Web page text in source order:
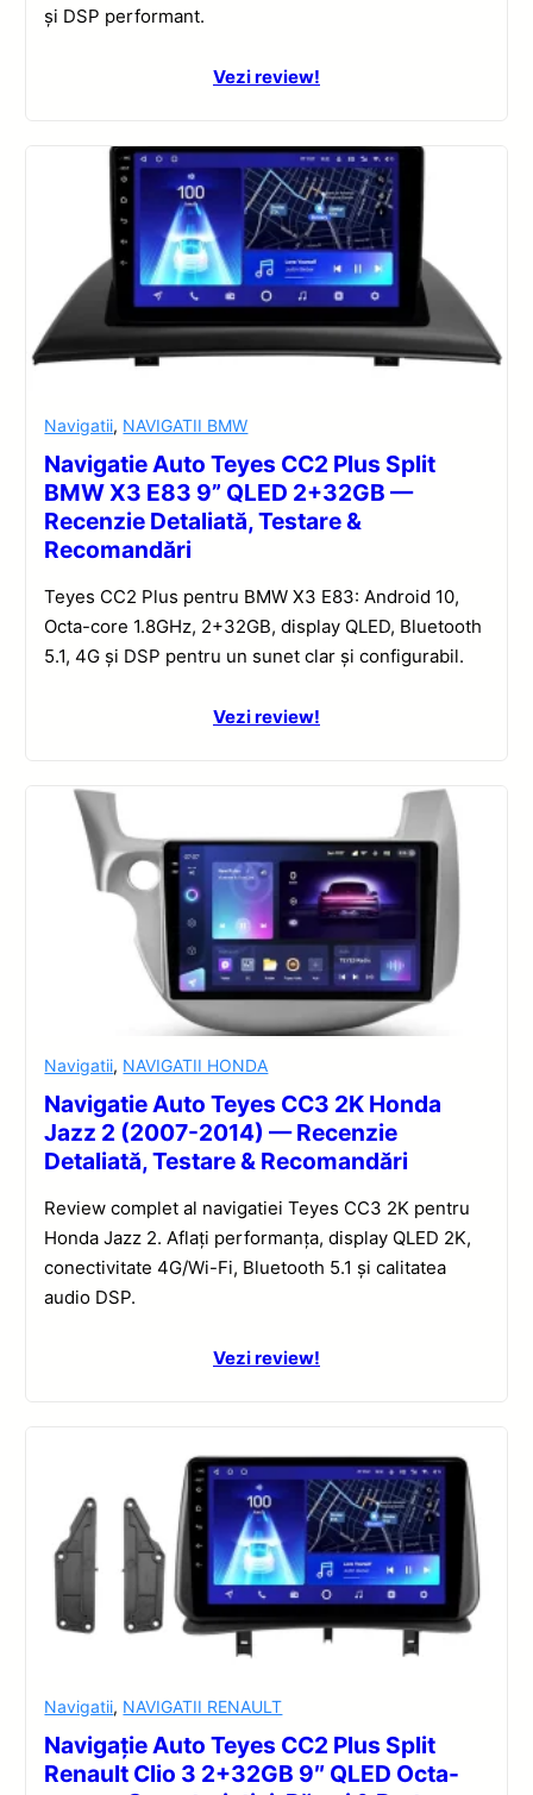
și DSP performant.
Vezi review!
Navigatii, NAVIGATII BMW
Navigatie Auto Teyes CC2 Plus Split
BMW X3 E83 9” QLED 2+32GB —
Recenzie Detaliată, Testare &
Recomandări
Teyes CC2 Plus pentru BMW X3 E83: Android 10,
Octa-core 1.8GHz, 2+32GB, display QLED, Bluetooth
5.1, 4G și DSP pentru un sunet clar și configurabil.
Vezi review!
Navigatii, NAVIGATII HONDA
Navigatie Auto Teyes CC3 2K Honda
Jazz 2 (2007-2014) — Recenzie
Detaliată, Testare & Recomandări
Review complet al navigatiei Teyes CC3 2K pentru
Honda Jazz 2. Aflați performanța, display QLED 2K,
conectivitate 4G/Wi-Fi, Bluetooth 5.1 și calitatea
audio DSP.
Vezi review!
Navigatii, NAVIGATII RENAULT
Navigație Auto Teyes CC2 Plus Split
Renault Clio 3 2+32GB 9″ QLED Octa-